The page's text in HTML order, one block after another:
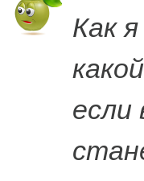
Как
если